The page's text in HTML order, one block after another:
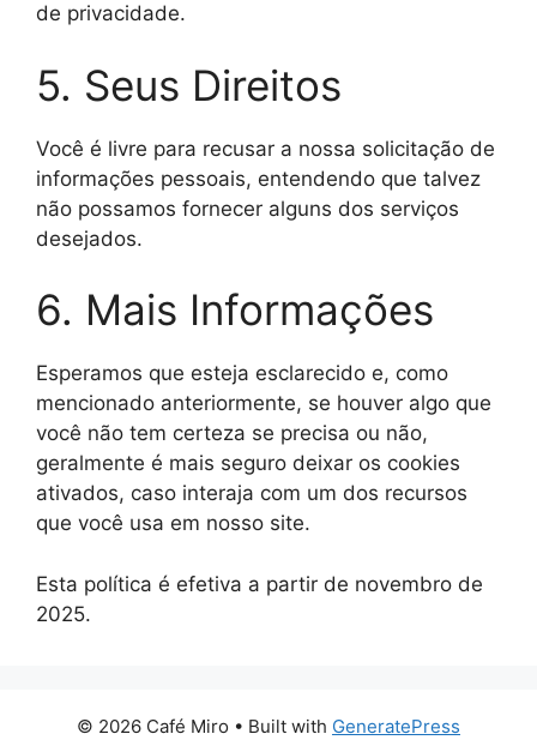
de privacidade.
5. Seus Direitos
Você é livre para recusar a nossa solicitação de
informações pessoais, entendendo que talvez
não possamos fornecer alguns dos serviços
desejados.
6. Mais Informações
Esperamos que esteja esclarecido e, como
mencionado anteriormente, se houver algo que
você não tem certeza se precisa ou não,
geralmente é mais seguro deixar os cookies
ativados, caso interaja com um dos recursos
que você usa em nosso site.
Esta política é efetiva a partir de novembro de
2025.
© 2026 Café Miro • Built with GeneratePress